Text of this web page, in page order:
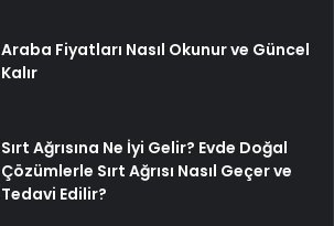
Araba Fiyatları Nasıl Okunur ve Güncel
Kalır
Sırt Ağrısına Ne İyi Gelir? Evde Doğal
Çözümlerle Sırt Ağrısı Nasıl Geçer ve
Tedavi Edilir?